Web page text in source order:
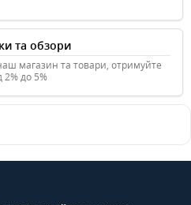
та обзори
магазин та товари, отримуйте
2% до 5%